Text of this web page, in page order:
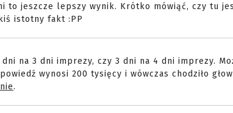
to jeszcze lepszy wynik. Krótko mówiąć, czy tu
istotny fakt :PP
na 3 dni imprezy, czy 3 dni na 4 dni imprezy.
wynosi 200 tysięcy i wówczas chodziło
.